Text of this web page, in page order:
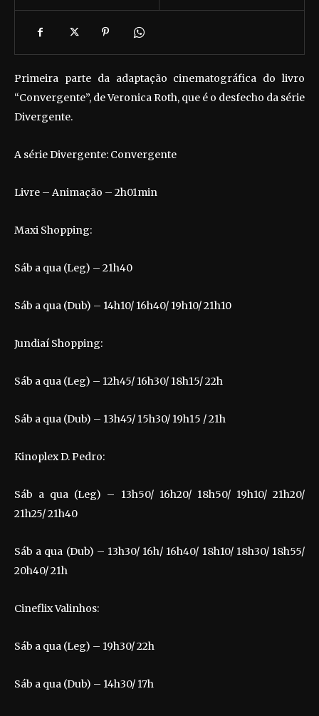
Primeira parte da adaptação cinematográfica do livro
“Convergente”, de Veronica Roth, que é o desfecho da série
Divergente.
A série Divergente: Convergente
Livre – Animação – 2h01min
Maxi Shopping:
Sáb a qua (Leg) – 21h40
Sáb a qua (Dub) – 14h10/ 16h40/ 19h10/ 21h10
Jundiaí Shopping:
Sáb a qua (Leg) – 12h45/ 16h30/ 18h15/ 22h
Sáb a qua (Dub) – 13h45/ 15h30/ 19h15 / 21h
Kinoplex D. Pedro:
Sáb a qua (Leg) – 13h50/ 16h20/ 18h50/ 19h10/ 21h20/
21h25/ 21h40
Sáb a qua (Dub) – 13h30/ 16h/ 16h40/ 18h10/ 18h30/ 18h55/
20h40/ 21h
Cineflix Valinhos:
Sáb a qua (Leg) – 19h30/ 22h
Sáb a qua (Dub) – 14h30/ 17h